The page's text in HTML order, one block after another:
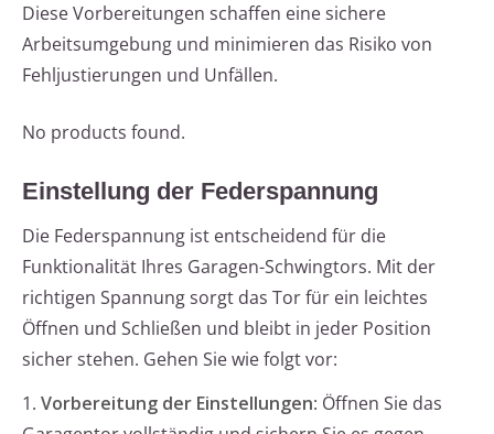
Diese Vorbereitungen schaffen eine sichere
Arbeitsumgebung und minimieren das Risiko von
Fehljustierungen und Unfällen.
No products found.
Einstellung der Federspannung
Die Federspannung ist entscheidend für die
Funktionalität Ihres Garagen-Schwingtors. Mit der
richtigen Spannung sorgt das Tor für ein leichtes
Öffnen und Schließen und bleibt in jeder Position
sicher stehen. Gehen Sie wie folgt vor:
1. Vorbereitung der Einstellungen: Öffnen Sie das